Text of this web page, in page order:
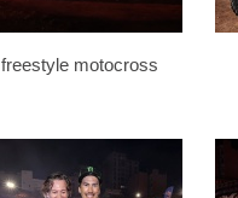
freestyle motocross